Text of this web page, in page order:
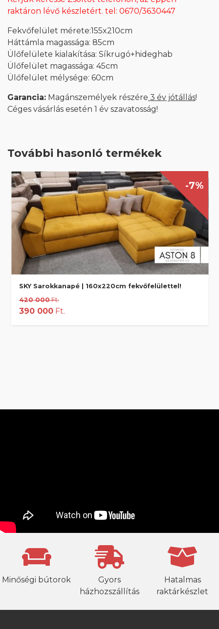
raktáron lévő készletért. tel: 0670/3630447
Fekvőfelület mérete:155x210cm
Háttámla magassága: 85cm
Ülőfelülete kialakítása: Síkrugó+hideghab
Ülőfelület magassága: 45cm
Ülőfelület mélysége: 60cm
Garancia: Magánszemélyek részére 3 év jótállás!
Céges vásárlás esetén 1 év szavatosság!
További hasonló termékek
-7%
SKY Sarokkanapé | 160x220cm fekvőfelülettel!
420 000Ft.
390 000 Ft.
Minőségi bútorok
Gyors
házhozszállítás
Hatalmas
raktárkészlet